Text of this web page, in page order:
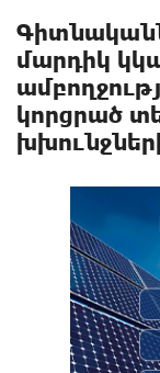
մարդիկ
կորցրած